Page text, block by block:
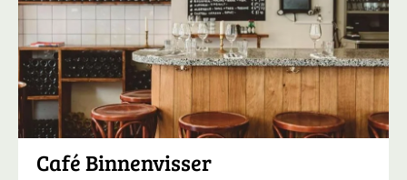
Café Binnenvisser